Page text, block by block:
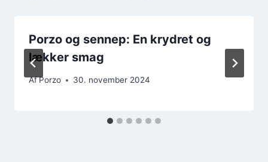
Porzo og sennep: En krydret og
lækker smag
AfPorzo 30. november 2024